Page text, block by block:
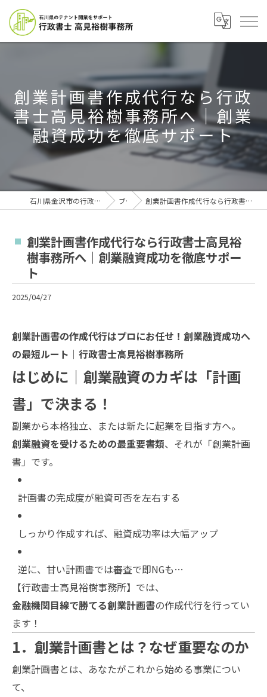
創業計画書作成代行なら行政
書士高見裕樹事務所へ｜創業
融資成功を徹底サポート
石川県金沢市の行政書士なら行政書士高見裕樹事務所 ブログ 創業計画書作成代行なら行政書士高見裕樹事務所へ｜創業融資成功を徹底サポート
創業計画書作成代行なら行政書士高見裕
樹事務所へ｜創業融資成功を徹底サポー
ト
2025/04/27
創業計画書の作成代行はプロにお任せ！創業融資成功へ
の最短ルート｜行政書士高見裕樹事務所
はじめに｜創業融資のカギは「計画
書」で決まる！
副業から本格独立、または新たに起業を目指す方へ。
創業融資を受けるための最重要書類、それが「創業計画
書」です。
計画書の完成度が融資可否を左右する
しっかり作成すれば、融資成功率は大幅アップ
逆に、甘い計画書では審査で即NGも…
【行政書士高見裕樹事務所】では、
金融機関目線で勝てる創業計画書の作成代行を行ってい
ます！
1．創業計画書とは？なぜ重要なのか
創業計画書とは、あなたがこれから始める事業につい
て、